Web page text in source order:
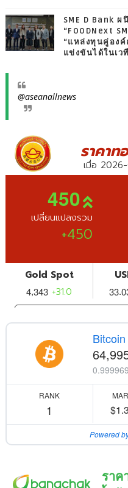
SME D Bank
“FOODNext
“แหล่งทุนคู่องค์
แข่งขันได้ในเว
@aseanallnews
RANK
1
Powered